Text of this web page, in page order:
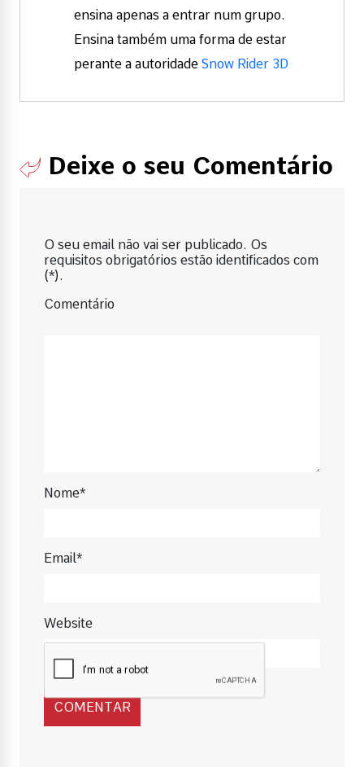
ensina apenas a entrar num grupo.
Ensina também uma forma de estar
perante a autoridade Snow Rider 3D
Deixe o seu Comentário
O seu email não vai ser publicado. Os
requisitos obrigatórios estão identificados com
(*).
Comentário
Nome*
Email*
Website